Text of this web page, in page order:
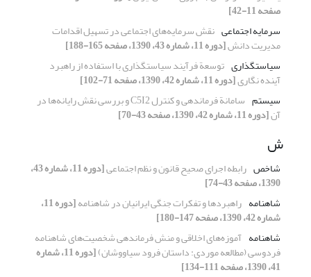
صفحه 11-42]
سرمایه اجتماعی نقش سرمایه‌های اجتماعی در تسهیل اقدامات
مدیریت دانش[دوره 11، شماره 43، 1390، صفحه 165-188]
سیاستگذاری توسعة فرآیند سیاستگذاری با استفاده از راهبرد
آینده نگاری[دوره 11، شماره 42، 1390، صفحه 71-102]
سیستم
سامانة فرماندهی و کنترل C5I2 و بررسی نقش رایانه‌ها در
آن[دوره 11، شماره 42، 1390، صفحه 43-70]
ش
شاخص رابطه اجرای صحیح قانون و نظم اجتماعی [دوره 11، شماره 43،
1390، صفحه 43-74]
شاهنامه راهبردها و تفکرات جنگی ایرانیان در شاهنامه [دوره 11،
شماره 42، 1390، صفحه 147-180]
شاهنامه آموزه‌های اخلاقی و منش فرماندهی شخصیت‌های شاهنامه
فردوسی (مطالعه موردی: داستان فرود سیاووشان) [دوره 11، شماره
41، 1390، صفحه 111-134]